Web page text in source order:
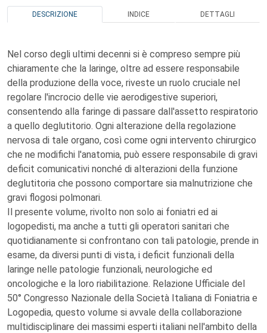
DESCRIZIONE INDICE DETTAGLI
Nel corso degli ultimi decenni si è compreso sempre più
chiaramente che la laringe, oltre ad essere responsabile
della produzione della voce, riveste un ruolo cruciale nel
regolare l'incrocio delle vie aerodigestive superiori,
consentendo alla faringe di passare dall'assetto respiratorio
a quello deglutitorio. Ogni alterazione della regolazione
nervosa di tale organo, così come ogni intervento chirurgico
che ne modifichi l'anatomia, può essere responsabile di gravi
deficit comunicativi nonché di alterazioni della funzione
deglutitoria che possono comportare sia malnutrizione che
gravi flogosi polmonari.
Il presente volume, rivolto non solo ai foniatri ed ai
logopedisti, ma anche a tutti gli operatori sanitari che
quotidianamente si confrontano con tali patologie, prende in
esame, da diversi punti di vista, i deficit funzionali della
laringe nelle patologie funzionali, neurologiche ed
oncologiche e la loro riabilitazione. Relazione Ufficiale del
50° Congresso Nazionale della Società Italiana di Foniatria e
Logopedia, questo volume si avvale della collaborazione
multidisciplinare dei massimi esperti italiani nell'ambito della